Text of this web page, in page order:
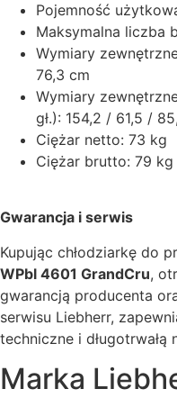
Pojemność
Maksymalna liczba
Wymiary
76,3 cm
Wymiary
gł.): 154,2 / 61,5 /
Ciężar netto: 73 kg
Ciężar brutto: 79 kg
Gwarancja i serwis
Kupując chłodziarkę do
WPbl 4601 GrandCru,
gwarancją producenta
serwisu Liebherr,
techniczne i długotrwałą
Marka